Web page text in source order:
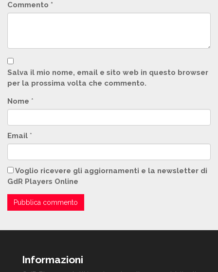
Commento *
Salva il mio nome, email e sito web in questo browser
per la prossima volta che commento.
Nome *
Email *
Voglio ricevere gli aggiornamenti e la newsletter di
GdR Players Online
Informazioni